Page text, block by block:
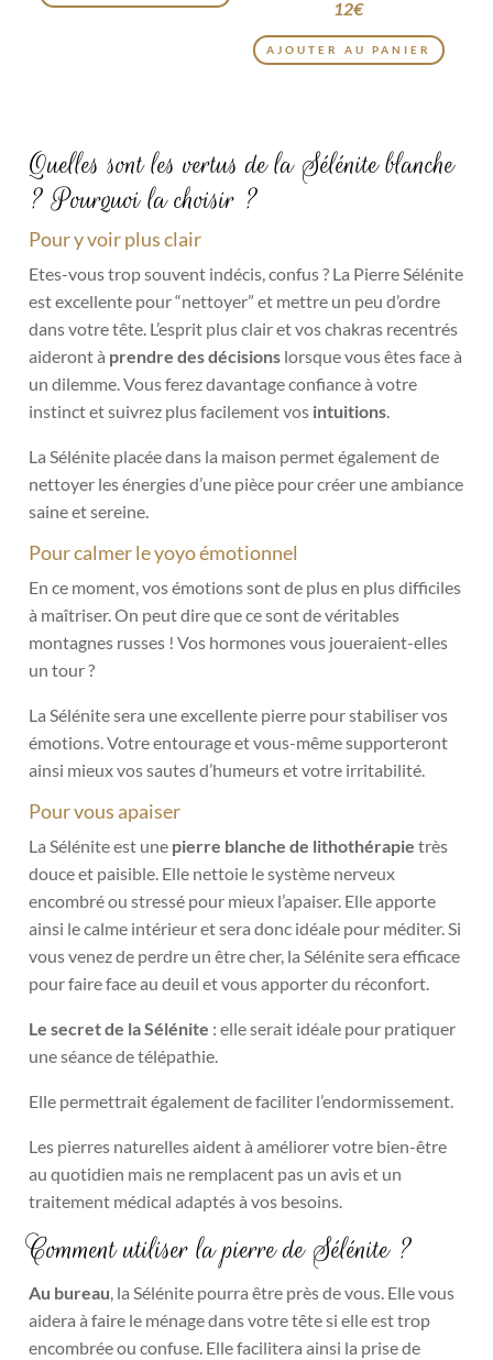
12€
AJOUTER AU PANIER
Quelles sont les vertus de la Sélénite blanche
? Pourquoi la choisir ?
Pour y voir plus clair
Etes-vous trop souvent indécis, confus ? La Pierre Sélénite
est excellente pour “nettoyer” et mettre un peu d’ordre
dans votre tête. L’esprit plus clair et vos chakras recentrés
aideront à prendre des décisions lorsque vous êtes face à
un dilemme. Vous ferez davantage confiance à votre
instinct et suivrez plus facilement vos intuitions.
La Sélénite placée dans la maison permet également de
nettoyer les énergies d’une pièce pour créer une ambiance
saine et sereine.
Pour calmer le yoyo émotionnel
En ce moment, vos émotions sont de plus en plus difficiles
à maîtriser. On peut dire que ce sont de véritables
montagnes russes ! Vos hormones vous joueraient-elles
un tour ?
La Sélénite sera une excellente pierre pour stabiliser vos
émotions.Votre entourage et vous-même supporteront
ainsi mieux vos sautes d’humeurs et votre irritabilité.
Pour vous apaiser
La Sélénite est une pierre blanche de lithothérapie très
douce et paisible. Elle nettoie le système nerveux
encombré ou stressé pour mieux l’apaiser. Elle apporte
ainsi le calme intérieur et sera donc idéale pour méditer. Si
vous venez de perdre un être cher, la Sélénite sera efficace
pour faire face au deuil et vous apporter du réconfort.
Le secret de la Sélénite : elle serait idéale pour pratiquer
une séance de télépathie.
Elle permettrait également de faciliter l’endormissement.
Les pierres naturelles aident à améliorer votre bien-être
au quotidien mais ne remplacent pas un avis et un
traitement médical adaptés à vos besoins.
Comment utiliser la pierre de Sélénite ?
Au bureau, la Sélénite pourra être près de vous. Elle vous
aidera à faire le ménage dans votre tête si elle est trop
encombrée ou confuse. Elle facilitera ainsi la prise de